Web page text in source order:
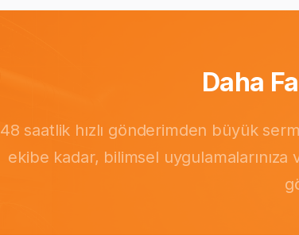
Daha
48 saatlik hızlı gönderimden büyük
ekibe kadar, bilimsel uygulamalarınıza